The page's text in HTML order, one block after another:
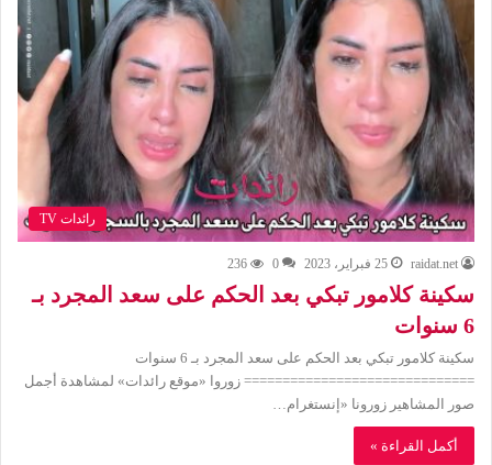
رائدات TV
raidat.net 25 فبراير، 2023 0
236
سكينة كلامور تبكي بعد الحكم على سعد المجرد بـ
6 سنوات
سكينة كلامور تبكي بعد الحكم على سعد المجرد بـ 6 سنوات
============================== زوروا «موقع رائدات» لمشاهدة أجمل
صور المشاهير زورونا «إنستغرام…
أكمل القراءة »